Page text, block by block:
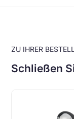
ZU IHRER
Schließen